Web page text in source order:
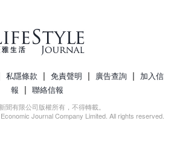
私隱條款 | 免責聲明 | 廣告查詢 | 加入信
報 | 聯絡信報
聞有限公司版權所有，不得轉載。
Journal Company Limited. All rights reserved.